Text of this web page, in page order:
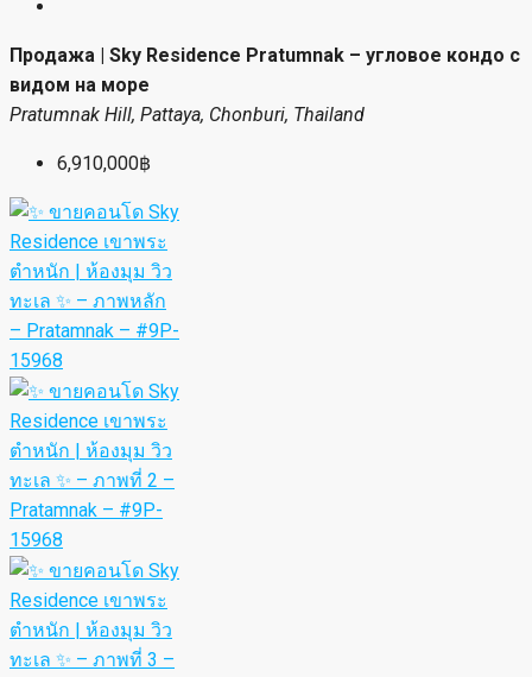
Продажа | Sky Residence Pratumnak – угловое кондо с
видом на море
Pratumnak Hill, Pattaya, Chonburi, Thailand
6,910,000฿